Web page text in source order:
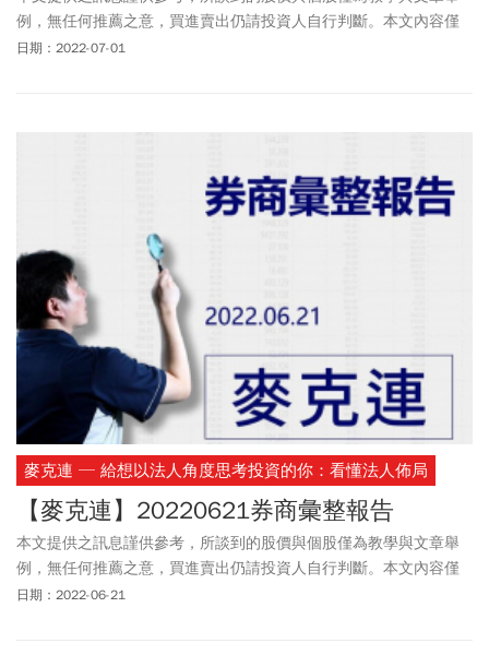
例，無任何推薦之意，買進賣出仍請投資人自行判斷。本文內容僅
供訂閱戶本人使用，非經授權嚴禁任何翻印、轉載，或以任何型態
日期：2022-07-01
麥克連 ─ 給想以法人角度思考投資的你：看懂法人佈局
【麥克連】20220621券商彙整報告
本文提供之訊息謹供參考，所談到的股價與個股僅為教學與文章舉
例，無任何推薦之意，買進賣出仍請投資人自行判斷。本文內容僅
供訂閱戶本人使用，非經授權嚴禁任何翻印、轉載，或以任何型態
日期：2022-06-21